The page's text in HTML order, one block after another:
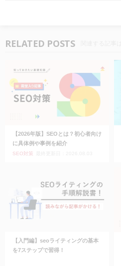
RELATED POSTS
【2026年版】SEOとは？初心者向け
に具体例や事例を紹介
SEO対策
【入門編】seoライティングの基本
を7ステップで習得！